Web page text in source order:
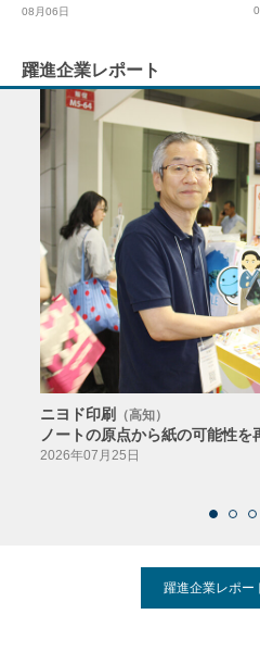
08月06日
躍進企業レポート
ニヨド印刷 （高知）
ノートの原点から紙の可能性を
2026年07月25日
躍進企業レポー